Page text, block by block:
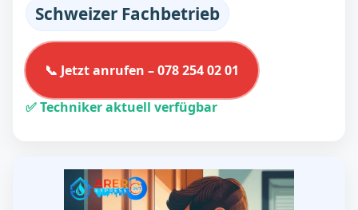
Schweizer Fachbetrieb
📞 Jetzt anrufen – 078 254 02 01
✅ Techniker aktuell verfügbar